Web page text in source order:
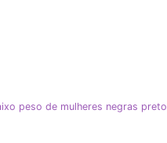
peso de mulheres negras preto